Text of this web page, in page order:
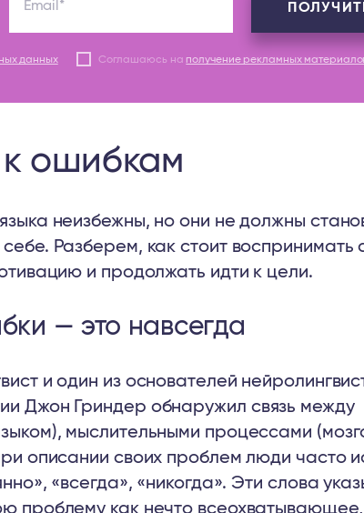
Email*
данных Соглашаюсь на получение рекламных
к ошибкам
неизбежны, но они не должны
Разберем, как стоит воспринимать
и продолжать идти к цели.
— это навсегда
и один из основателей
Джон Гриндер обнаружил связь между
мыслительными процессами
описании своих проблем люди часто
«всегда», «никогда». Эти слова
проблему как нечто